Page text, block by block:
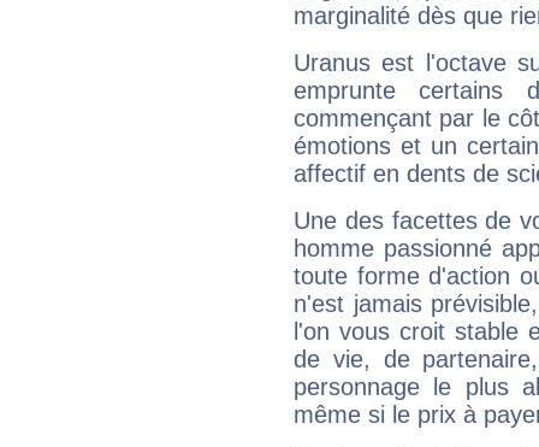
marginalité dès que
Uranus est l'octave
emprunte
commençant par le
émotions et un
affectif en dents de
Une des facettes de
homme passionné
toute forme d'action
n'est jamais
l'on vous croit stable
de vie, de
personnage le plus
même si le prix à